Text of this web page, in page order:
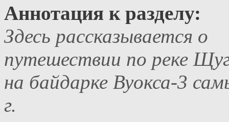
Аннотация к разделу:
Здесь рассказывается о
путешествии по реке
на байдарке Вуокса-3
г.